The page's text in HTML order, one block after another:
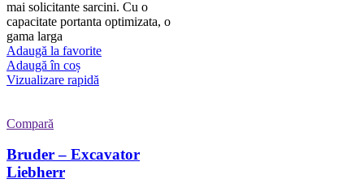
mai solicitante sarcini. Cu o
capacitate portanta optimizata, o
gama larga
Adaugă la favorite
Adaugă în coș
Vizualizare rapidă
Compară
Bruder – Excavator
Liebherr